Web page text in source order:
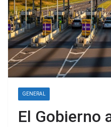
GENERAL
El Gobierno